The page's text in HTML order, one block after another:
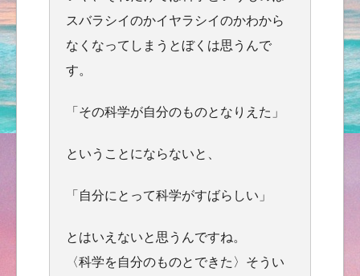
スバラシイのかイヤラシイのかわから
なくなってしまうとぼくは思うんで
す。
「その科学が自分のものとなりえた」
ということにならないと、
「自分にとって科学がすばらしい」
とはいえないと思うんですね。
〈科学を自分のものとできた〉そうい